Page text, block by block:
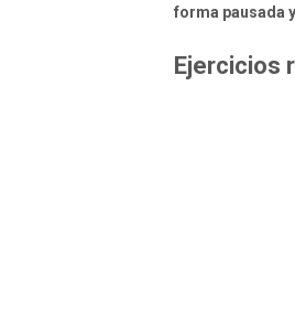
forma pausada
Ejercicios r